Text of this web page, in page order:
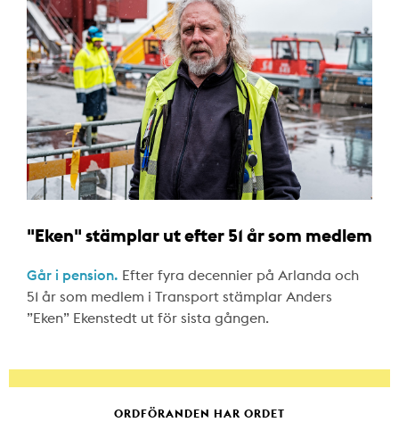
"Eken" stämplar ut efter 51 år som medlem
Går i pension. Efter fyra decennier på Arlanda och
51 år som medlem i Transport stämplar Anders
”Eken” Ekenstedt ut för sista gången.
ORDFÖRANDEN HAR ORDET